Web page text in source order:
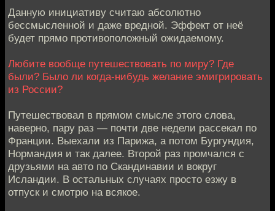
Данную инициативу считаю абсолютно
бессмысленной и даже вредной. Эффект от неё
будет прямо противоположный ожидаемому.
Любите вообще путешествовать по миру? Где
были? Было ли когда-нибудь желание эмигрировать
из России?
Путешествовал в прямом смысле этого слова,
наверно, пару раз — почти две недели рассекал по
Франции. Выехали из Парижа, а потом Бургундия,
Нормандия и так далее. Второй раз промчался с
друзьями на авто по Скандинавии и вокруг
Исландии. В остальных случаях просто езжу в
отпуск и смотрю на всякое.